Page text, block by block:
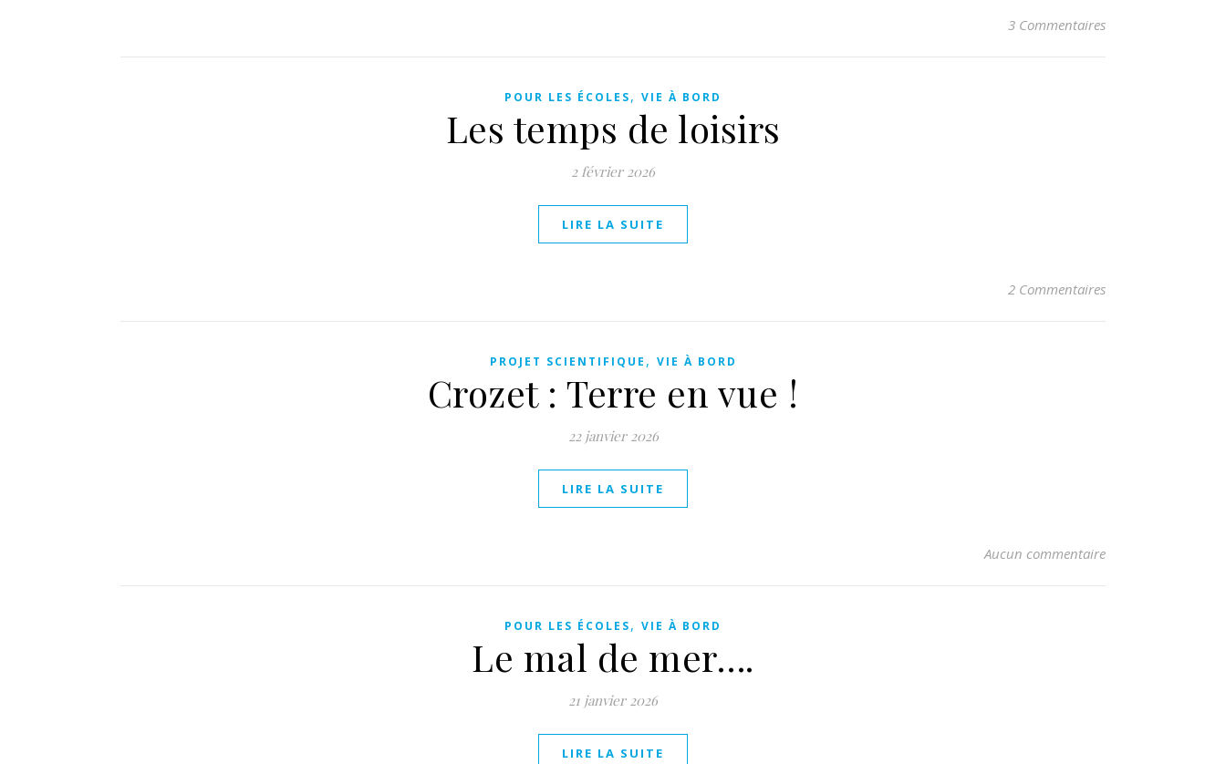
3 Commentaires
POUR LES ÉCOLES, VIE À BORD
Les temps de loisirs
2 février 2026
LIRE LA SUITE
2 Commentaires
PROJET SCIENTIFIQUE , VIE À BORD
Crozet : Terre en vue !
22 janvier 2026
LIRE LA SUITE
Aucun commentaire
POUR LES ÉCOLES, VIE À BORD
Le mal de mer….
21 janvier 2026
LIRE LA SUITE